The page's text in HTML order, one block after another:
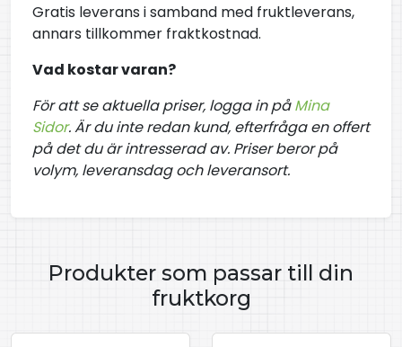
Gratis leverans i samband med fruktleverans,
annars tillkommer fraktkostnad.
Vad kostar varan?
För att se aktuella priser, logga in påMina
Sidor. Är du inte redan kund, efterfråga en offert
på det du är intresserad av. Priser beror på
volym, leveransdag och leveransort.
Produkter som passar till din
fruktkorg